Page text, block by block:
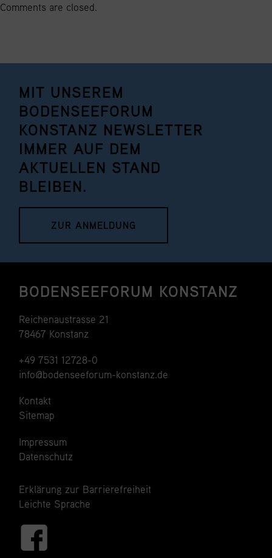
Comments are closed.
MIT UNSEREM
BODENSEEFORUM
KONSTANZ NEWSLETTER
IMMER AUF DEM
AKTUELLEN STAND
BLEIBEN.
ZUR ANMELDUNG
BODENSEEFORUM KONSTANZ
Reichenaustrasse 21
78467 Konstanz
+49 7531 12728-0
info@bodenseeforum-konstanz.de
Kontakt
Sitemap
Impressum
Datenschutz
Erklärung zur Barrierefreiheit
Leichte Sprache